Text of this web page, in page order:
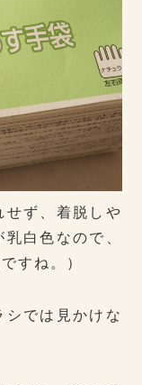
せず、着脱しや
白色なので、
すね。）
シでは見かけな